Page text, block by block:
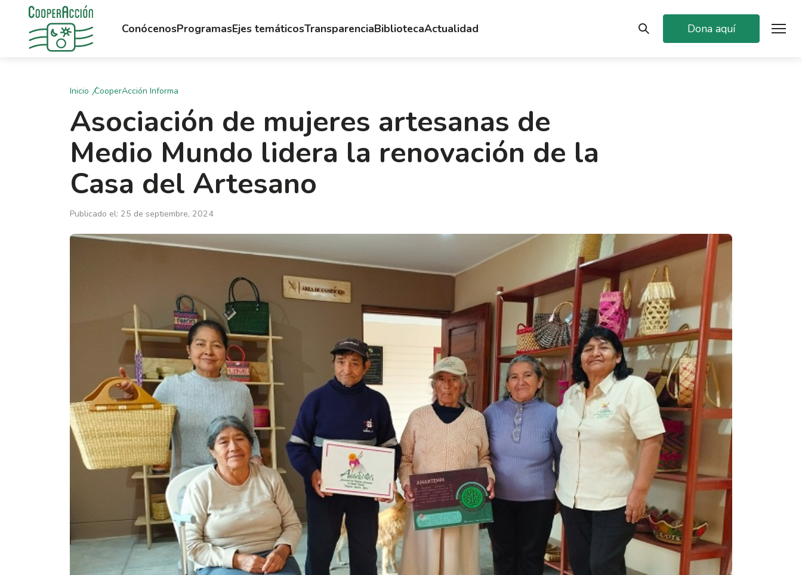
ConócenosProgramasEjes temáticosTransparenciaBibliotecaActualidad Dona aquí
Inicio CooperAcción Informa
Asociación de mujeres artesanas de
Medio Mundo lidera la renovación de la
Casa del Artesano
Publicado el: 25 de septiembre, 2024